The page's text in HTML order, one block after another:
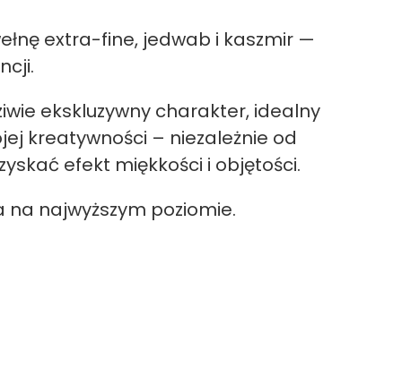
extra-fine, jedwab i kaszmir —
ekskluzywny charakter, idealny
kreatywności – niezależnie od
efekt miękkości i objętości.
najwyższym poziomie.